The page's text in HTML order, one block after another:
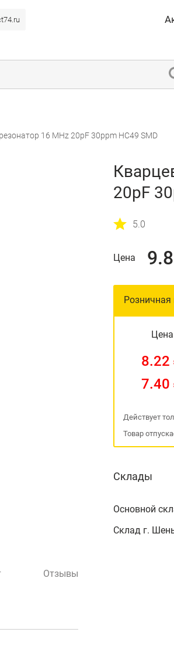
16 MHz 20pF 30ppm HC49 SMD
20pF
5.0
Цена
Розничная
Цена
8.22
7.40
Действует
Товар
Склады
Основной
Склад г.
Отзывы